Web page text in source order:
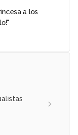
a los